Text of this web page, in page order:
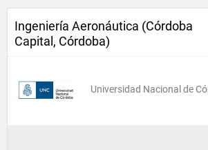
Ingeniería Aeronáutica (Córdoba
Capital, Córdoba)
Universidad Nacional de